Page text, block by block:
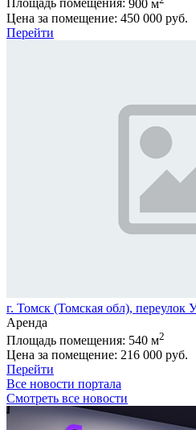
Площадь помещения: 900 м
Цена за помещение: 450 000 руб.
Перейти
г. Томск (Томская обл), переулок
Аренда
Площадь помещения: 540 м2
Цена за помещение: 216 000 руб.
Перейти
Все новости портала
Смотреть все новости